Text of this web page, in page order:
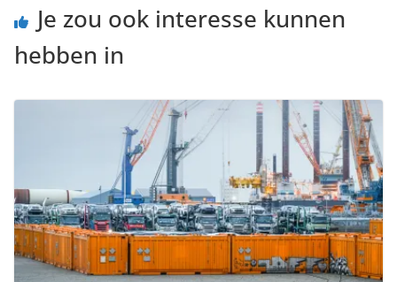
Je zou ook interesse kunnen
hebben in